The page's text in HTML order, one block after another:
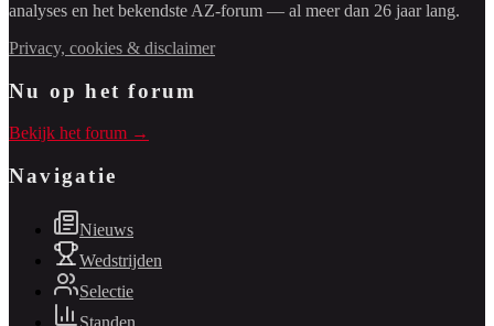
analyses en het bekendste AZ-forum — al meer dan 26 jaar lang.
Privacy, cookies & disclaimer
Nu op het forum
Bekijk het forum →
Navigatie
Nieuws
Wedstrijden
Selectie
Standen